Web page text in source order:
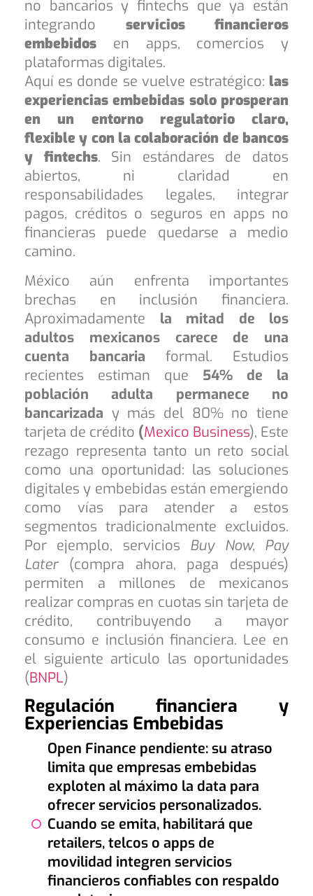
no bancarios y fintechs que ya están
integrando servicios financieros
embebidos en apps, comercios y
plataformas digitales.
Aquí es donde se vuelve estratégico: las
experiencias embebidas solo prosperan
en un entorno regulatorio claro,
flexible y con la colaboración de bancos
y fintechs. Sin estándares de datos
abiertos, ni claridad en
responsabilidades legales, integrar
pagos, créditos o seguros en apps no
financieras puede quedarse a medio
camino.
México aún enfrenta importantes
brechas en inclusión financiera.
Aproximadamente la mitad de los
adultos mexicanos carece de una
cuenta bancaria formal. Estudios
recientes estiman que 54% de la
población adulta permanece no
bancarizada y más del 80% no tiene
tarjeta de crédito (Mexico Business), Este
rezago representa tanto un reto social
como una oportunidad: las soluciones
digitales y embebidas están emergiendo
como vías para atender a estos
segmentos tradicionalmente excluidos.
Por ejemplo, servicios Buy Now, Pay
Later(compra ahora, paga después)
permiten a millones de mexicanos
realizar compras en cuotas sin tarjeta de
crédito, contribuyendo a mayor
consumo e inclusión financiera. Lee en
el siguiente articulo las oportunidades
(BNPL)
Regulación financiera y
Experiencias Embebidas
Open Finance pendiente: su atraso
limita que empresas embebidas
exploten al máximo la data para
ofrecer servicios personalizados.
Cuando se emita, habilitará que
retailers, telcos o apps de
movilidad integren servicios
financieros confiables con respaldo